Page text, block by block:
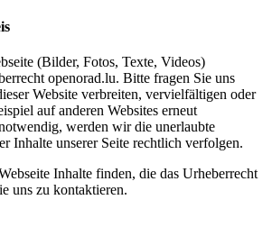
(Bilder, Fotos, Texte, Videos)
openorad.lu. Bitte fragen Sie uns
Website verbreiten, vervielfältigen oder
auf anderen Websites erneut
werden wir die unerlaubte
Inhalte unserer Seite rechtlich verfolgen.
Inhalte finden, die das Urheberrecht
uns zu kontaktieren.